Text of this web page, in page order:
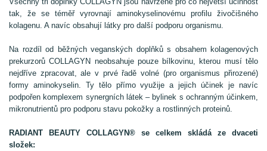
tak, že se téměř vyrovnají aminokyselinovému profilu živočišného
kolagenu. A navíc obsahují látky pro další podporu organismu.
Na rozdíl od běžných veganských doplňků s obsahem kolagenových
prekurzorů COLLAGYN neobsahuje pouze bílkovinu, kterou musí tělo
nejdříve zpracovat, ale v prvé řadě volné (pro organismus přirozené)
formy aminokyselin. Ty tělo přímo využije a jejich účinek je navíc
podpořen komplexem synergních látek – bylinek s ochranným účinkem,
mikronutrientů pro podporu stavu pokožky a rostlinných proteinů.
RADIANT BEAUTY COLLAGYN® se celkem skládá ze dvaceti
složek: